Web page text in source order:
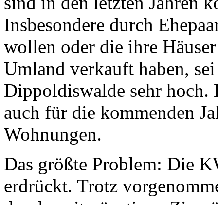
Insbesondere durch
wollen oder die ihre
Umland verkauft haben,
Dippoldiswalde sehr hoch.
auch für die kommenden
Wohnungen.
Das größte Problem: Die
erdrückt. Trotz